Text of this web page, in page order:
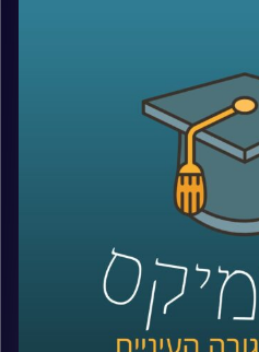
בעזרתם
הרציונליות
ומה מלמד מחקר רב
בכל הנוגע להבדל בין
העניין בהגדלת